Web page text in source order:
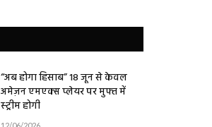
“अब होगा हिसाब” 18 जून से केवल
अमेज़न एमएक्स प्लेयर पर मुफ्त में
स्ट्रीम होगी
12/06/2026